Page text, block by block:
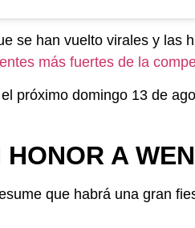
se han vuelto virales y las
más fuertes de la
próximo domingo 13 de
HONOR A
que habrá una gran